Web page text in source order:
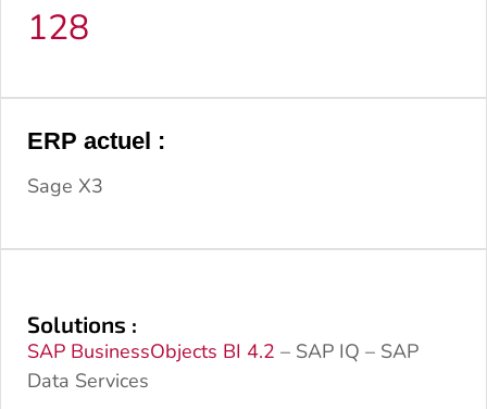
128
ERP actuel :
Sage X3
Solutions :
SAP BusinessObjects BI 4.2 – SAP IQ – SAP
Data Services